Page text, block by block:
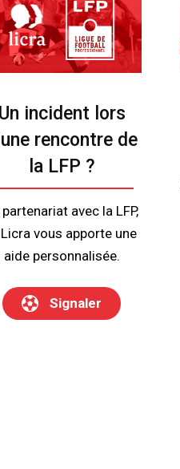
Un incident lors
rencontre de
la LFP ?
partenariat avec la LFP,
vous apporte une
aide personnalisée.
Signaler